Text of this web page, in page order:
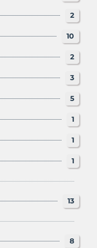
2
10
2
3
5
1
1
1
13
8